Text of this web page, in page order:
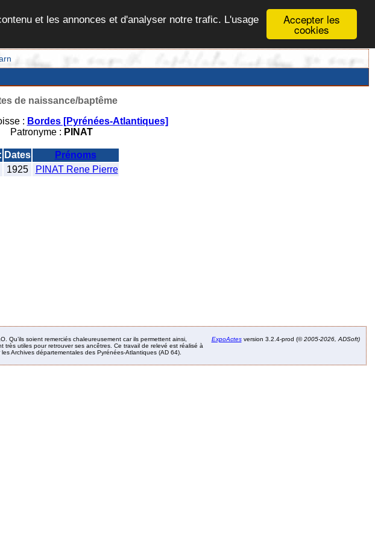
Accepter les
cookies
et les annonces et d'analyser notre trafic. L'usage
de naissance/baptême
: Bordes [Pyrénées-Atlantiques]
Patronyme : PINAT
Dates
Prénoms
1925 PINAT Rene Pierre
Qu’ils soient remerciés chaleureusement car ils permettent ainsi,
utiles pour retrouver ses ancêtres. Ce travail de relevé est réalisé à
Archives départementales des Pyrénées-Atlantiques (AD 64).
ExpoActesversion 3.2.4-prod (©2005-2026, ADSoft)